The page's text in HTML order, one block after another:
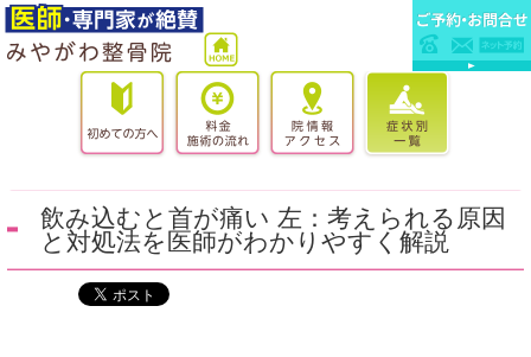
飲み込むと首が痛い 左：考えられる原因
と対処法を医師がわかりやすく解説